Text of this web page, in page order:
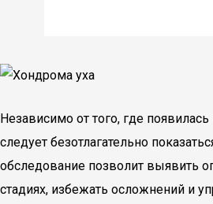
Независимо от того, где
следует безотлагательно
обследование позволит выявить
стадиях, избежать осложнений и